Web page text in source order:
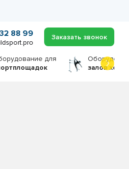
88 99 Заказать звонок
для
залов